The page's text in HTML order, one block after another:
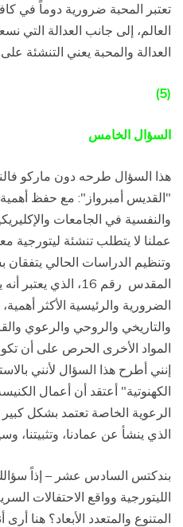
تعتبر المحبة ضرورية دوماً في
العالم، إلى جانب العدالة التي
العدالة والمحبة يعني التنشئة
(5)
السؤال الخامس
هذا السؤال طرحه دون ماركو
"القديس أمبرواز": مع حفظ أهمية
والنفسية في الجامعات
عملنا لا يتطلب تنشئة ليتورجية
وتنظيم الدراسات الحالي
المقدس رقم 16،
الضرورية والرئيسية الأكثر
والتاريخي والروحي والرعوي
المواد الأخرى الحرص على أن
إنني أطرح هذا السؤال لأنني
الكهنوتية" أعتقد أن أعمال
الرعوية الخاصة تعتمد بشكل كبير
الذي ينشأ عن عمادنا، وتثبيتنا،
بندكتس السادس عشر – إذاً سؤالك
الليتورجية وواقع الاحتفالات
المتنوع والمتعدد الأبعاد؟ هنا